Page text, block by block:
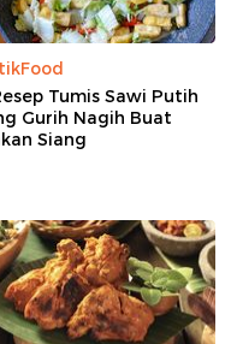
Tumis Sawi Putih
Gurih Nagih Buat
Siang